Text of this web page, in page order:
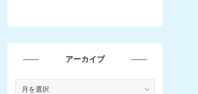
アーカイブ